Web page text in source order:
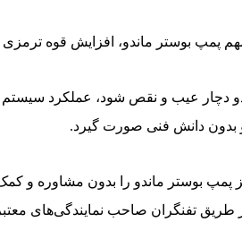
پمپ بوستر ماندو، افزایش قوه
دچار عیب و نقص شود، عملکرد سیستم
دانش فنی صورت گیرد.
بوستر ماندو را بدون مشاوره و
طریق تفنگران صاحب نمایندگی‌های